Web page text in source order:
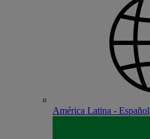
América Latina - Español